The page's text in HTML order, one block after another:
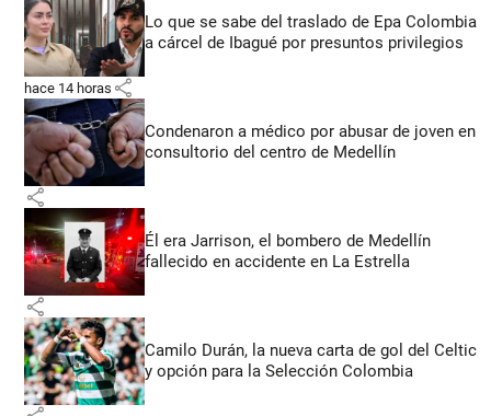
Lo que se sabe del traslado de Epa Colombia
a cárcel de Ibagué por presuntos privilegios
hace 14 horas share
Condenaron a médico por abusar de joven en
consultorio del centro de Medellín
share
Él era Jarrison, el bombero de Medellín
fallecido en accidente en La Estrella
share
Camilo Durán, la nueva carta de gol del Celtic
y opción para la Selección Colombia